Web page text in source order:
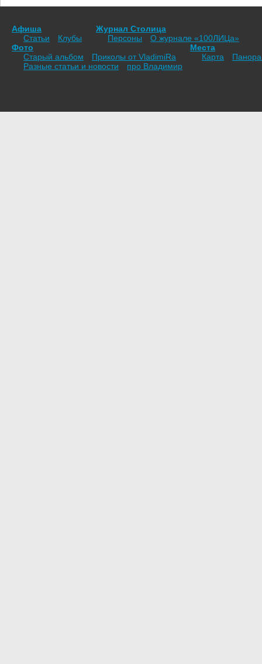
Афиша
Статьи
Клубы
Журнал Столица
Персоны
О журнале «100ЛИЦа»
Фото
Старый альбом
Приколы от VladimiRа
Места
Карта
Разные статьи и новости
про Владимир